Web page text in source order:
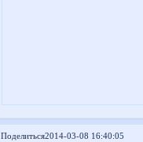
Поделиться2014-03-08 16:40:05